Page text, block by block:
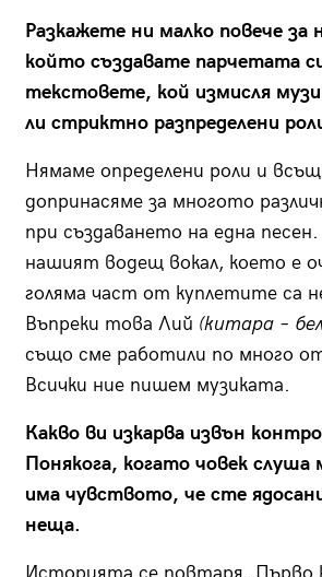
Разкажете ни малко повече за
който създавате парчетата
текстовете, кой измисля
ли стриктно разпределени
Нямаме определени роли и
допринасяме за многото
при създаването на една
нашият водещ вокал, което е
голяма част от куплетите са
Въпреки това Лий (китара –
също сме работили по много
Всички ние пишем музиката.
Какво ви изкарва извън
Понякога, когато човек слуша
има чувството, че сте
неща.